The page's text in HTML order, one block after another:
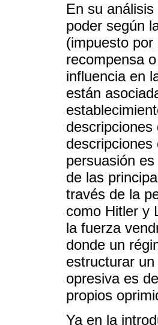
En su
poder según
(impuesto
recompensa
influencia en
están
persuasión
de las
través de la
como Hitler y
la fuerza
donde un
estructurar
opresiva es
propios
Ya en la